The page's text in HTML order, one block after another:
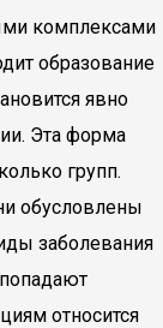
комплексами
образование
явно
Эта форма
групп.
обусловлены
заболевания
относится